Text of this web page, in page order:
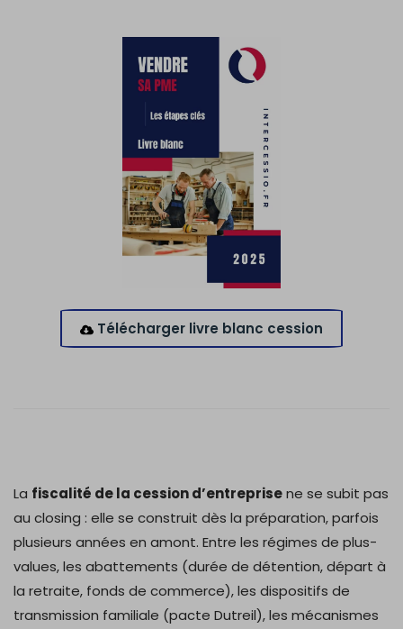
Télécharger livre blanc cession
La fiscalité de la cession d’entreprisene se subit pas
au closing : elle se construit dès la préparation, parfois
plusieurs années en amont. Entre les régimes de plus-
values, les abattements (durée de détention, départ à
la retraite, fonds de commerce), les dispositifs de
transmission familiale (pacte Dutreil), les mécanismes